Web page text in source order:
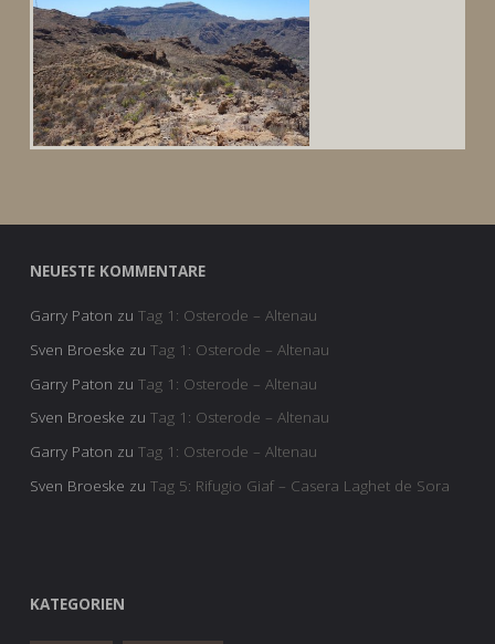
NEUESTE KOMMENTARE
Garry Paton zu Tag 1: Osterode – Altenau
Sven Broeske zu Tag 1: Osterode – Altenau
Garry Paton zu Tag 1: Osterode – Altenau
Sven Broeske zu Tag 1: Osterode – Altenau
Garry Paton zu Tag 1: Osterode – Altenau
Sven Broeske zu Tag 5: Rifugio Giaf – Casera Laghet de Sora
KATEGORIEN